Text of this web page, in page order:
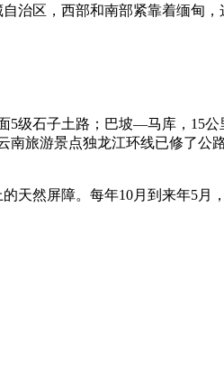
治区，西部和南部紧靠着缅甸
5级石子土路；巴坡—马库，15
南旅游景点独龙江环线已修了公
天然屏障。每年10月到来年5月